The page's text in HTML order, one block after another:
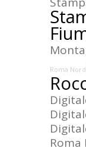
Roma Nord
Roma